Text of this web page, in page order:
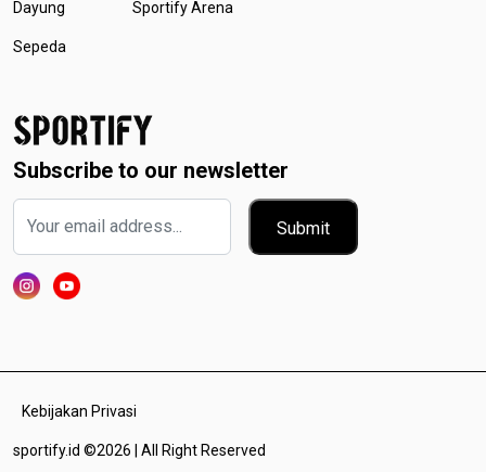
Dayung
Sepeda
Sportify Arena
Subscribe to our newsletter
Submit
Kebijakan Privasi
sportify.id ©2026 | All Right Reserved